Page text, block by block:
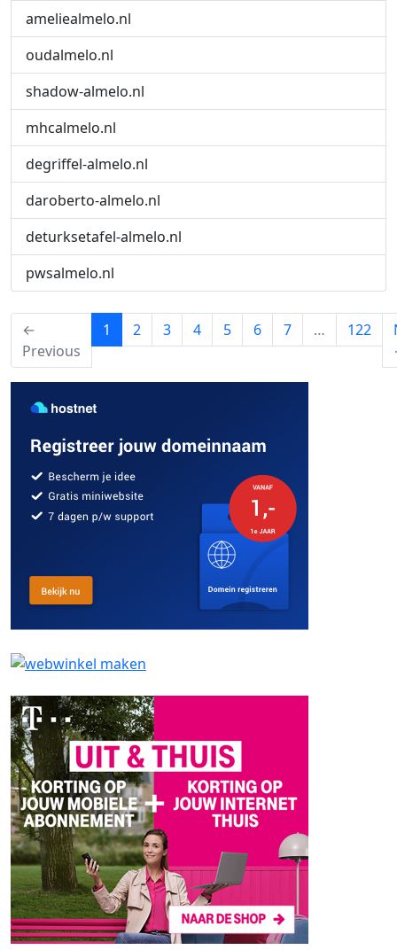
ameliealmelo.nl
oudalmelo.nl
shadow-almelo.nl
mhcalmelo.nl
degriffel-almelo.nl
daroberto-almelo.nl
deturksetafel-almelo.nl
pwsalmelo.nl
←
Previous
1 (current)
2 3 4 5 6 7 … 122